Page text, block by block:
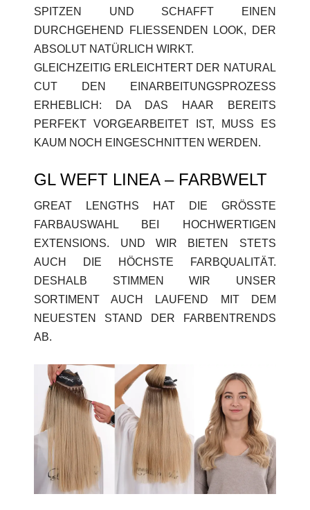
SPITZEN UND SCHAFFT EINEN
DURCHGEHEND FLIESSENDEN LOOK, DER A
BSOLUT NATÜRLICH WIRKT.
GLEICHZEITIG ERLEICHTERT DER NATURAL
CUT DEN EINARBEITUNGSPROZESS
ERHEBLICH: DA DAS HAAR BEREITS
PERFEKT VORGEARBEITET IST, MUSS ES
KAUM NOCH EINGESCHNITTEN WERDEN.
GL WEFT LINEA – FARBWELT
GREAT LENGTHS HAT DIE GRÖSSTE F
ARBAUSWAHL BEI HOCHWERTIGEN E
XTENSIONS. UND WIR BIETEN STETS A
UCH DIE HÖCHSTE FARBQUALITÄT. D
ESHALB STIMMEN WIR UNSER S
ORTIMENT AUCH LAUFEND MIT DEM N
EUESTEN STAND DER FARBENTRENDS A
B.